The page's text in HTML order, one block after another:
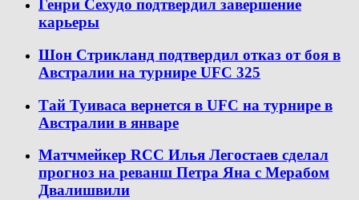
Генри Сехудо подтвердил завершение
карьеры
Шон Стрикланд подтвердил отказ от боя в
Австралии на турнире UFC 325
Тай Туиваса вернется в UFC на турнире в
Австралии в январе
Матчмейкер RCC Илья Легостаев сделал
прогноз на реванш Петра Яна с Мерабом
Двалишвили